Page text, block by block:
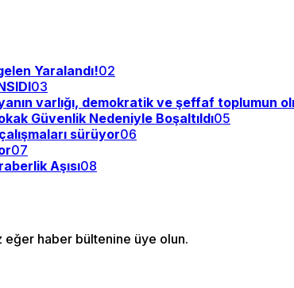
Yaralandı!02
03
varlığı, demokratik ve şeffaf toplumun
Güvenlik Nedeniyle Boşaltıldı05
sürüyor06
07
Aşısı08
eğer haber bültenine üye olun.